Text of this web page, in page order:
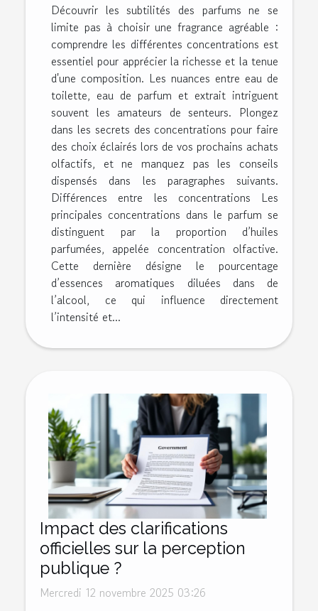
Découvrir les subtilités des parfums ne se
limite pas à choisir une fragrance agréable :
comprendre les différentes concentrations est
essentiel pour apprécier la richesse et la tenue
d'une composition. Les nuances entre eau de
toilette, eau de parfum et extrait intriguent
souvent les amateurs de senteurs. Plongez
dans les secrets des concentrations pour faire
des choix éclairés lors de vos prochains achats
olfactifs, et ne manquez pas les conseils
dispensés dans les paragraphes suivants.
Différences entre les concentrations Les
principales concentrations dans le parfum se
distinguent par la proportion d’huiles
parfumées, appelée concentration olfactive.
Cette dernière désigne le pourcentage
d’essences aromatiques diluées dans de
l’alcool, ce qui influence directement
l’intensité et...
Impact des clarifications
officielles sur la perception
publique ?
Mercredi 12 novembre 2025 03:26